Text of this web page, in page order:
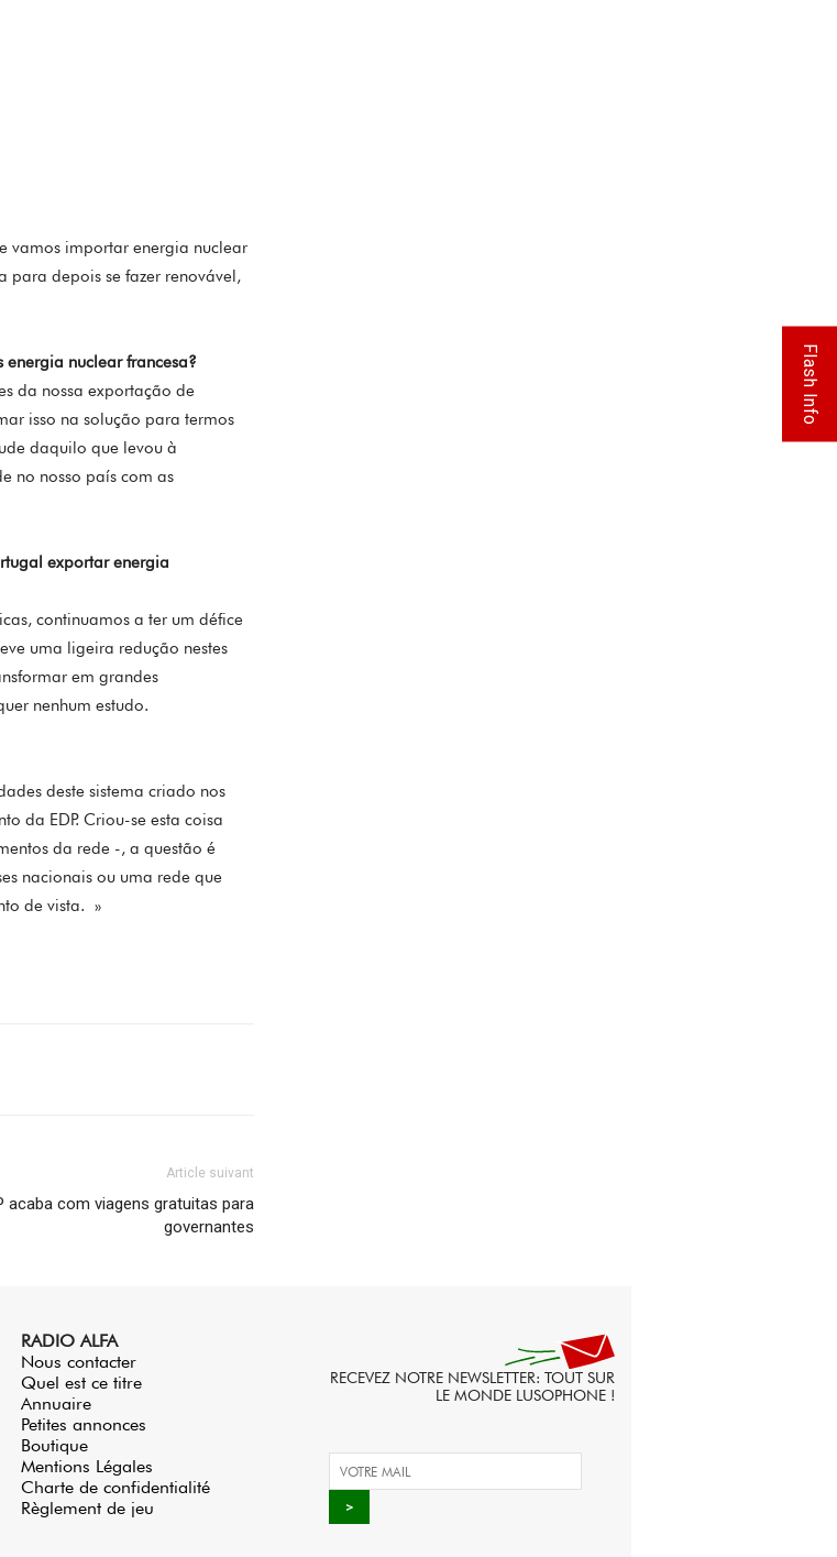
vamos importar energia nuclear
para depois se fazer renovável,
nuclear francesa?
da nossa exportação de
isso na solução para termos
daquilo que levou à
no nosso país com as
exportar energia
continuamos a ter um défice
uma ligeira redução nestes
em grandes
nenhum estudo.
deste sistema criado nos
da EDP. Criou-se esta coisa
da rede -, a questão é
nacionais ou uma rede que
de vista. »
Article suivant
acaba com viagens gratuitas para
governantes
RADIO ALFA
Nous contacter
Quel est ce titre
Annuaire
Petites annonces
Boutique
Mentions Légales
Charte de confidentialité
Règlement de jeu
RECEVEZ NOTRE NEWSLETTER: TOUT SUR
LE MONDE LUSOPHONE !
Flash Info